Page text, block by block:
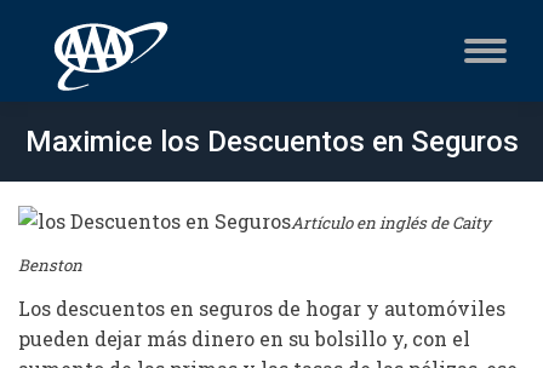
Maximice los Descuentos en Seguros
Artículo en inglés de Caity
Benston
Los descuentos en seguros de hogar y automóviles
pueden dejar más dinero en su bolsillo y, con el